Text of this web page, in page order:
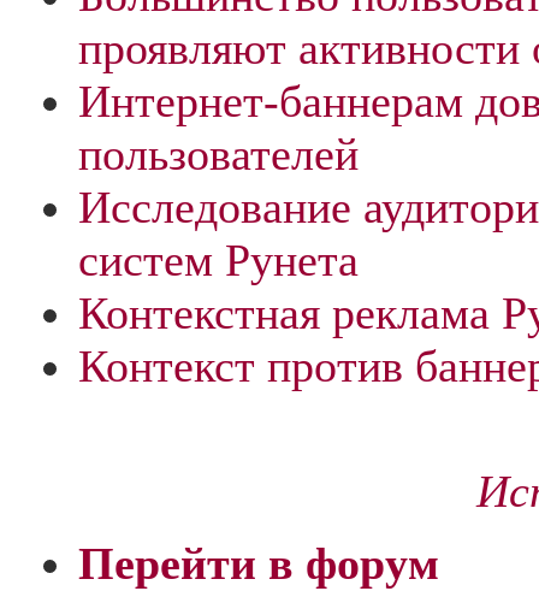
проявляют активности
Интернет-баннерам
пользователей
Исследование
систем Рунета
Контекстная реклама
Контекст против
Перейти в форум